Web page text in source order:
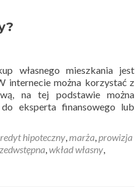
własnego mieszkania jest
internecie można korzystać z
na tej podstawie można
eksperta finansowego lub
hipoteczny,marża,prowizja
,wkład własny,